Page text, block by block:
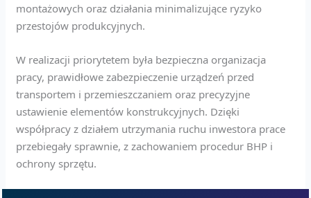
montażowych oraz działania minimalizujące ryzyko
przestojów produkcyjnych.
W realizacji priorytetem była bezpieczna organizacja
pracy, prawidłowe zabezpieczenie urządzeń przed
transportem i przemieszczaniem oraz precyzyjne
ustawienie elementów konstrukcyjnych. Dzięki
współpracy z działem utrzymania ruchu inwestora prace
przebiegały sprawnie, z zachowaniem procedur BHP i
ochrony sprzętu.